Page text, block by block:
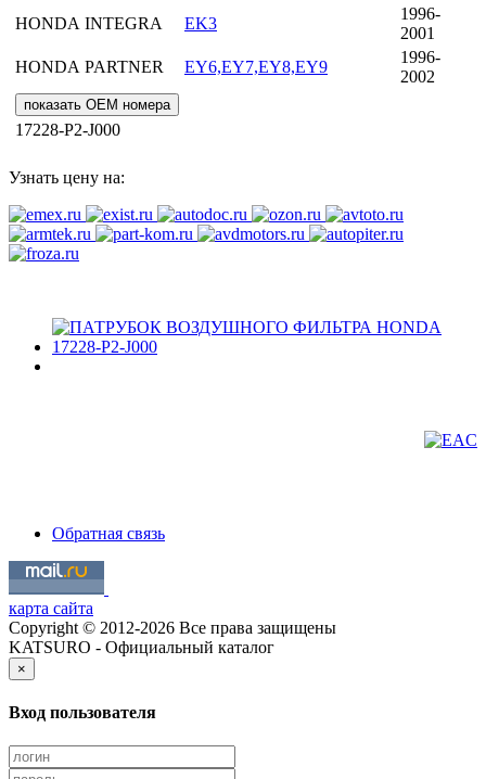
HONDA INTEGRA EK3
1996-
2001
HONDA PARTNER EY6,EY7,EY8,EY9
1996-
2002
показать OEM номера
17228-P2-J000
Узнать цену на:
Обратная связь
карта сайта
Copyright © 2012-2026 Все права защищены
KATSURO - Официальный каталог
×
Вход пользователя